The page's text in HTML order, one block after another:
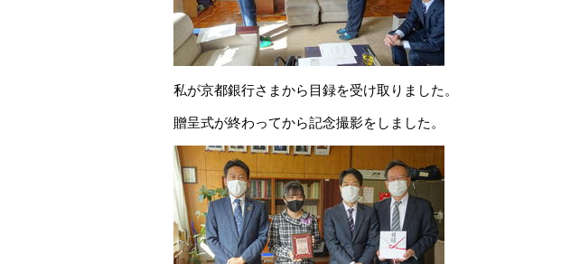
私が京都銀行さまから目録を受け取りました。
贈呈式が終わってから記念撮影をしました。